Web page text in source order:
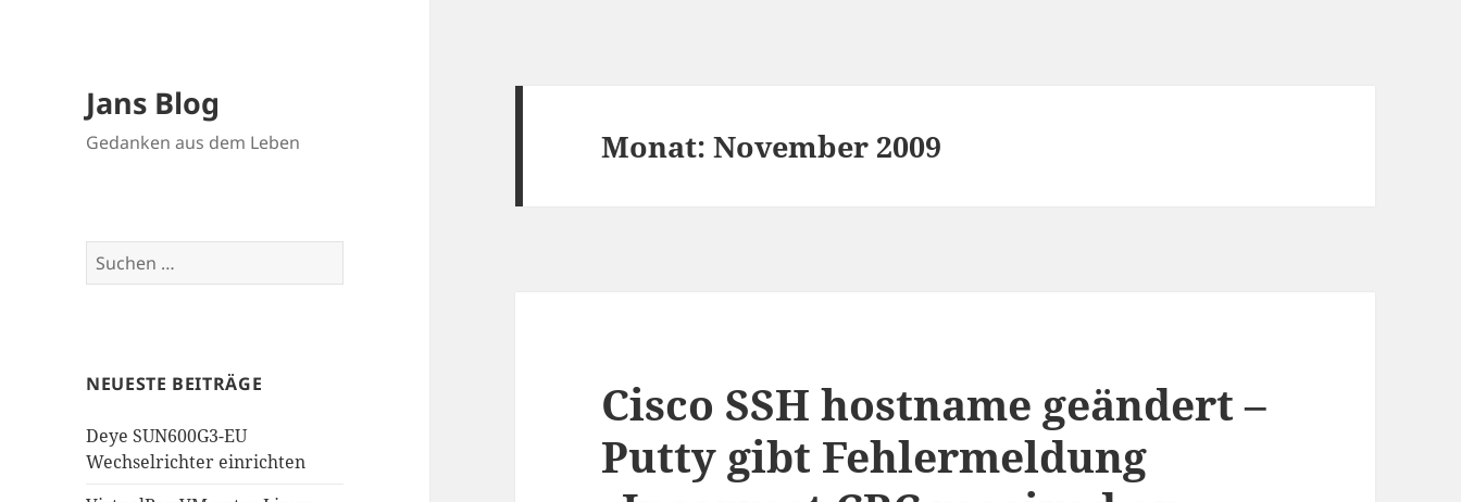
Jans Blog
Gedanken aus dem Leben
Suchen
nach:
NEUESTE BEITRÄGE
Deye SUN600G3-EU
Wechselrichter einrichten
Monat:November 2009
Cisco SSH hostname geändert –
Putty gibt Fehlermeldung